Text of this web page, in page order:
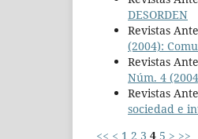
DESORDEN
Revistas
(2004):
Revistas
Núm. 4
Revistas
sociedad e
<< < 1 2 3 4 5 > >>